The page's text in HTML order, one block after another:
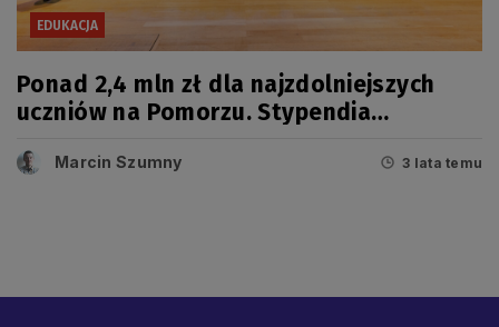
EDUKACJA
Ponad 2,4 mln zł dla najzdolniejszych
uczniów na Pomorzu. Stypendia
Marcin Szumny 3 lata temu